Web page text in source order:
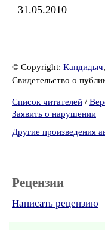
31.05.2010
© Copyright: Кандидыч
Свидетельство о
Список читателей /
Заявить о нарушении
Другие произведения
Рецензии
Написать рецензию